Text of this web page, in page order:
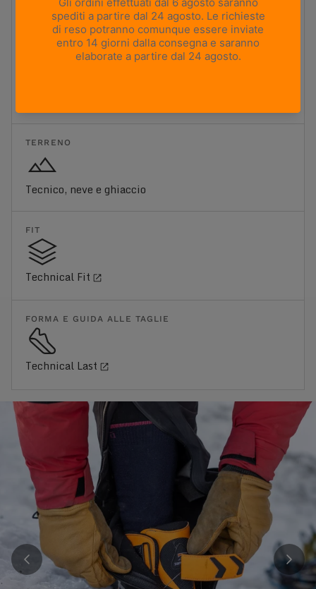
Ammortizzazione minima Ammortizzazione massima
Ammortizzazione bassa
Ammortizzazione leggera che offre un moderato
assorbimento degli urti, mantenendo una sensazione di
TERRENO
Tecnico, neve e ghiaccio
FIT
Technical Fit
FORMA E GUIDA ALLE TAGLIE
Technical Last